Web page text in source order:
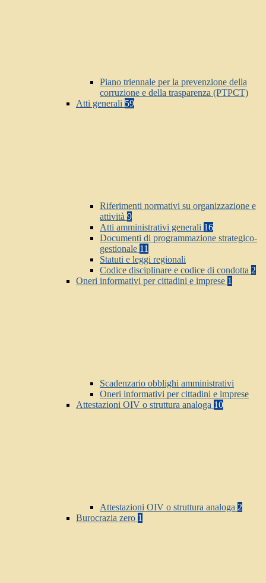
Piano triennale per la prevenzione della
corruzione e della trasparenza (PTPCT)
Atti generali 59
Riferimenti normativi su organizzazione e
attività 9
Atti amministrativi generali 16
Documenti di programmazione strategico-
gestionale 11
Statuti e leggi regionali
Codice disciplinare e codice di condotta 2
Oneri informativi per cittadini e imprese 1
Scadenzario obblighi amministrativi
Oneri informativi per cittadini e imprese
Attestazioni OIV o struttura analoga 10
Attestazioni OIV o struttura analoga 2
Burocrazia zero 1